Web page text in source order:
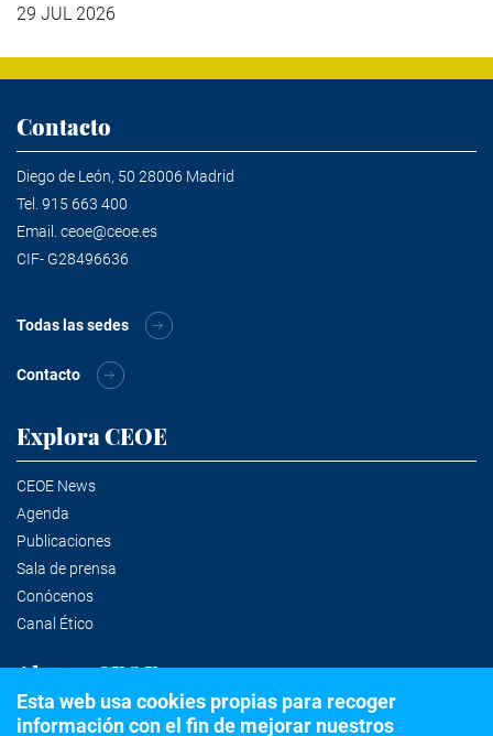
29 JUL 2026
Contacto
Diego de León, 50 28006 Madrid
Tel. 915 663 400
Email. ceoe@ceoe.es
CIF- G28496636
Todas las sedes
Contacto
Explora CEOE
CEOE News
Agenda
Publicaciones
Sala de prensa
Conócenos
Canal Ético
Alertas CEOE
Esta web usa cookies propias para recoger
información con el fin de mejorar nuestros